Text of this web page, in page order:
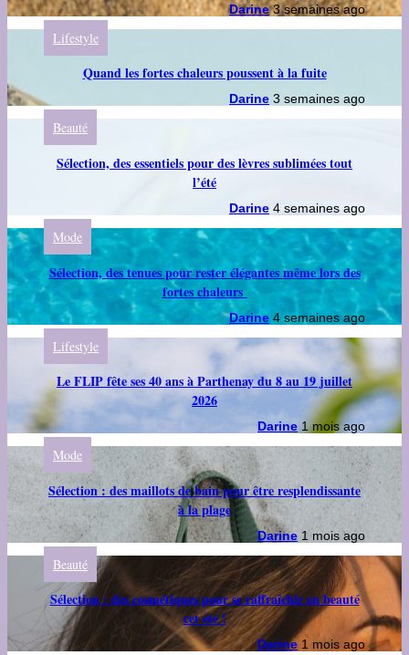
Darine 3 semaines ago
Lifestyle
Quand les fortes chaleurs poussent à la fuite
Darine 3 semaines ago
Beauté
Sélection, des essentiels pour des lèvres sublimées tout
l’été
Darine 4 semaines ago
Mode
Sélection, des tenues pour rester élégantes même lors des
fortes chaleurs
Darine 4 semaines ago
Lifestyle
Le FLIP fête ses 40 ans à Parthenay du 8 au 19 juillet
2026
Darine 1 mois ago
Mode
Sélection : des maillots de bain pour être resplendissante
à la plage
Darine 1 mois ago
Beauté
Sélection : des cosmétiques pour se raffraîchir en beauté
cet été !
Darine 1 mois ago